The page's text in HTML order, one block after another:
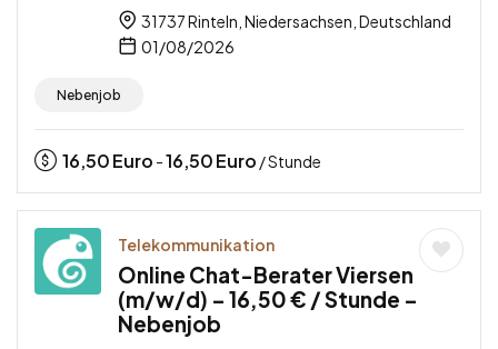
31737 Rinteln, Niedersachsen, Deutschland
01/08/2026
Nebenjob
16,50Euro -16,50Euro / Stunde
Telekommunikation
Online Chat-Berater Viersen
(m/w/d) – 16,50 € / Stunde –
Nebenjob